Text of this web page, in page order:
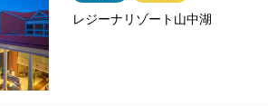
レジーナリゾート山中湖